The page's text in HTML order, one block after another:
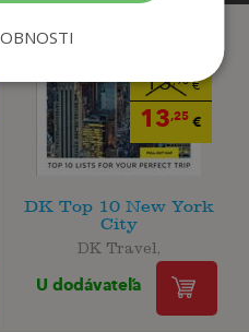
13,95€
13,25€
DK Top 10 New York
City
DK Travel,
U dodávateľa